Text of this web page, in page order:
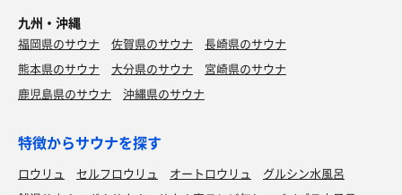
九州・沖縄
福岡県のサウナ 佐賀県のサウナ
長崎県のサウナ
熊本県のサウナ
大分県のサウナ
宮崎県のサウナ
鹿児島県のサウナ
沖縄県のサウナ
特徴からサウナを探す
ロウリュ セルフロウリュ オートロウリュ
グルシン水風呂